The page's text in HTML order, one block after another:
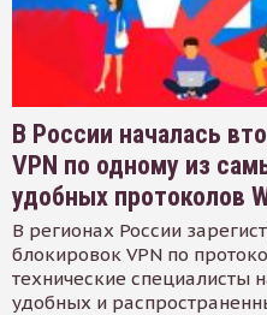
В России началась
VPN по одному из
удобных протоколов
В регионах России
блокировок VPN по
технические специалисты
удобных и